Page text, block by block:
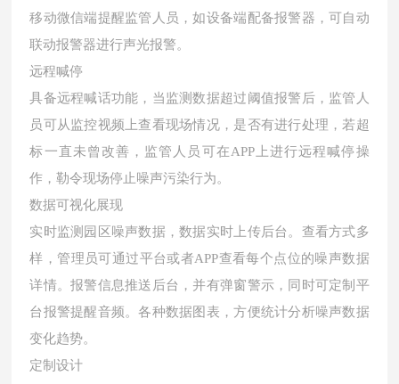
移动微信端提醒监管人员，如设备端配备报警器，可自动
联动报警器进行声光报警。
远程喊停
具备远程喊话功能，当监测数据超过阈值报警后，监管人
员可从监控视频上查看现场情况，是否有进行处理，若超
标一直未曾改善，监管人员可在APP上进行远程喊停操
作，勒令现场停止噪声污染行为。
数据可视化展现
实时监测园区噪声数据，数据实时上传后台。查看方式多
样，管理员可通过平台或者APP查看每个点位的噪声数据
详情。报警信息推送后台，并有弹窗警示，同时可定制平
台报警提醒音频。各种数据图表，方便统计分析噪声数据
变化趋势。
定制设计